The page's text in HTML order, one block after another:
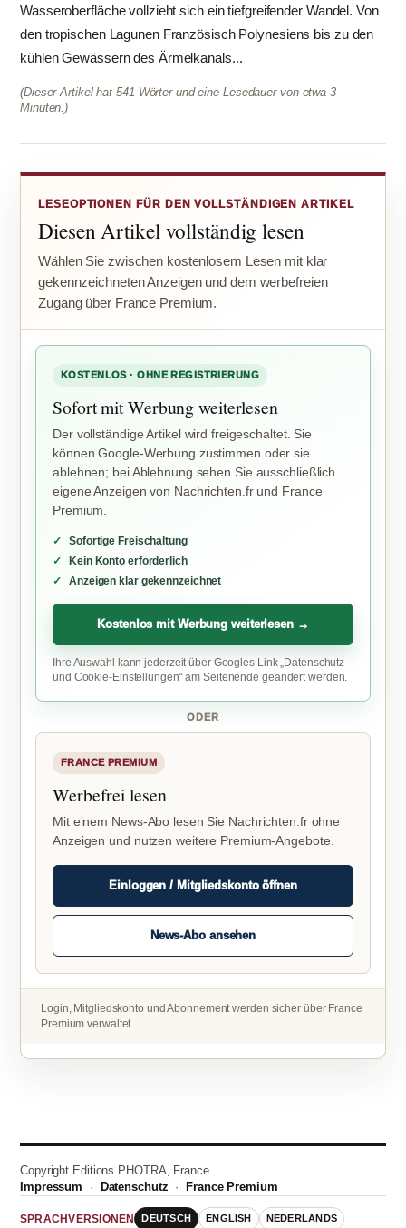
Wasseroberfläche vollzieht sich ein tiefgreifender Wandel. Von
den tropischen Lagunen Französisch Polynesiens bis zu den
kühlen Gewässern des Ärmelkanals...
(Dieser Artikel hat 541 Wörter und eine Lesedauer von etwa 3
Minuten.)
LESEOPTIONEN FÜR DEN VOLLSTÄNDIGEN ARTIKEL
Diesen Artikel vollständig lesen
Wählen Sie zwischen kostenlosem Lesen mit klar
gekennzeichneten Anzeigen und dem werbefreien
Zugang über France Premium.
KOSTENLOS · OHNE REGISTRIERUNG
Sofort mit Werbung weiterlesen
Der vollständige Artikel wird freigeschaltet. Sie
können Google-Werbung zustimmen oder sie
ablehnen; bei Ablehnung sehen Sie ausschließlich
eigene Anzeigen von Nachrichten.fr und France
Premium.
Sofortige Freischaltung
Kein Konto erforderlich
Anzeigen klar gekennzeichnet
Kostenlos mit Werbung weiterlesen →
Ihre Auswahl kann jederzeit über Googles Link „Datenschutz-
und Cookie-Einstellungen“ am Seitenende geändert werden.
ODER
FRANCE PREMIUM
Werbefrei lesen
Mit einem News-Abo lesen Sie Nachrichten.fr ohne
Anzeigen und nutzen weitere Premium-Angebote.
Einloggen / Mitgliedskonto öffnen
News-Abo ansehen
Login, Mitgliedskonto und Abonnement werden sicher über France
Premium verwaltet.
Copyright Editions PHOTRA, France
Impressum · Datenschutz ·France Premium
SPRACHVERSIONEN DEUTSCH ENGLISH NEDERLANDS